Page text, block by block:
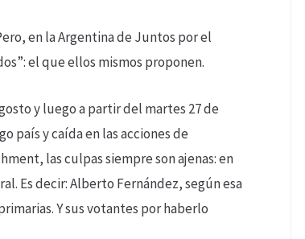
en la Argentina de Juntos por el
el que ellos mismos proponen.
y luego a partir del martes 27 de
país y caída en las acciones de
las culpas siempre son ajenas: en
Es decir: Alberto Fernández, según esa
Y sus votantes por haberlo